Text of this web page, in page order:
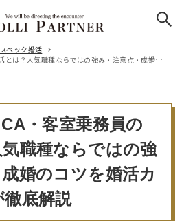
ペック婚活
【婚活辞典】CA・客室乗務員の婚活とは？人気職種ならではの強み・注意点・成婚のコツを婚活カウンセラーが徹底解説
CA・客室乗務員の
職種ならではの強
婚のコツを婚活カ
底解説